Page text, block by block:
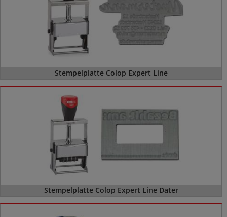
Stempelplatte Colop Expert Line
Stempelplatte Colop Expert Line Dater